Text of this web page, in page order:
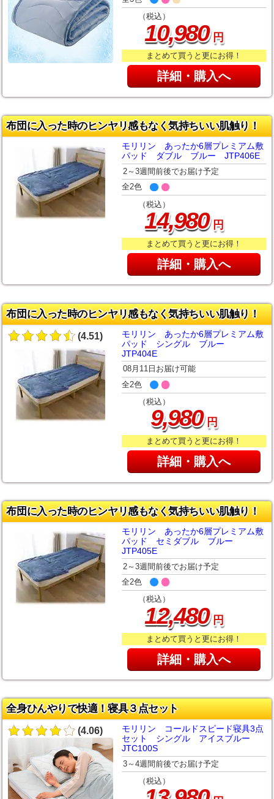
（税込）
10,980円
まとめて買うと更にお得！
詳細・購入へ
布団に入った時のヒンヤリ感もなく気持ちいい肌触り！
モリリン あったか6層プレミアム敷
パッド ダブル ブルー JTP406E
2～3週間前後でお届け予定
全2色
（税込）
14,980円
まとめて買うと更にお得！
詳細・購入へ
布団に入った時のヒンヤリ感もなく気持ちいい肌触り！
(4.51)
モリリン あったか6層プレミアム敷
パッド シングル ブルー
JTP404E
08月11日お届け可能
全2色
（税込）
9,980円
まとめて買うと更にお得！
詳細・購入へ
布団に入った時のヒンヤリ感もなく気持ちいい肌触り！
モリリン あったか6層プレミアム敷
パッド セミダブル ブルー
JTP405E
2～3週間前後でお届け予定
全2色
（税込）
12,480円
まとめて買うと更にお得！
詳細・購入へ
全身ひんやりで快適！寝具３点セット
(4.06)
モリリン コールドスピード寝具3点
セット シングル アイスブルー
JTC100S
3～4週間前後でお届け予定
（税込）